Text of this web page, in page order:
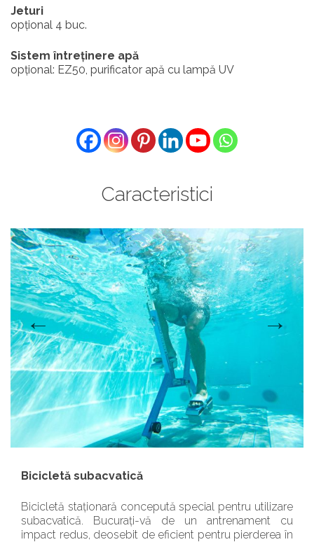
Jeturi
opțional 4 buc.
Sistem întreținere apă
opțional: EZ50, purificator apă cu lampă UV
Caracteristici
Bicicletă subacvatică
Bicicletă staționară concepută special pentru utilizare
subacvatică. Bucurați-vă de un antrenament cu
impact redus, deosebit de eficient pentru pierderea în